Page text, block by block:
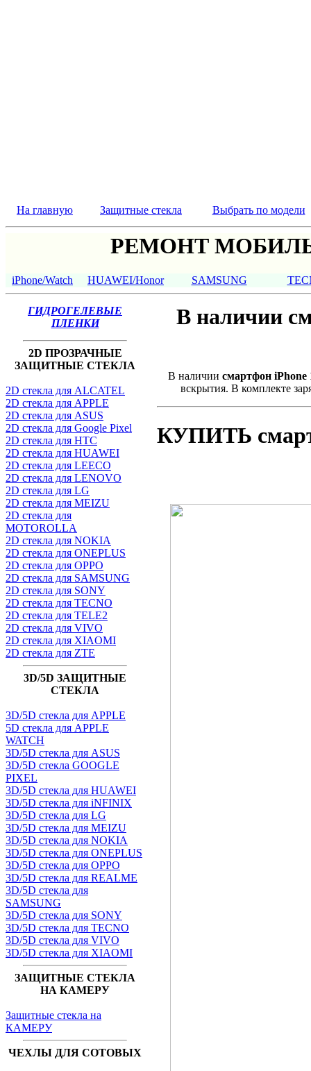
На главную Защитные стекла Выбрать по модели
РЕМОНТ
iPhone/Watch HUAWEI/Honor SAMSUNG
ГИДРОГЕЛЕВЫЕ
ПЛЕНКИ
2D ПРОЗРАЧНЫЕ
ЗАЩИТНЫЕ СТЕКЛА
2D стекла для ALCATEL
2D стекла для APPLE
2D стекла для ASUS
2D стекла для Google Pixel
2D стекла для HTC
2D стекла для HUAWEI
2D стекла для LEECO
2D стекла для LENOVO
2D стекла для LG
2D стекла для MEIZU
2D стекла для
MOTOROLLA
2D стекла для NOKIA
2D стекла для ONEPLUS
2D стекла для OPPO
2D стекла для SAMSUNG
2D стекла для SONY
2D стекла для TECNO
2D стекла для TELE2
2D стекла для VIVO
2D стекла для XIAOMI
2D стекла для ZTE
3D/5D ЗАЩИТНЫЕ
СТЕКЛА
3D/5D стекла для APPLE
5D стекла для APPLE
WATCH
3D/5D стекла для ASUS
3D/5D стекла GOOGLE
PIXEL
3D/5D стекла для HUAWEI
3D/5D стекла для iNFINIX
3D/5D стекла для LG
3D/5D стекла для MEIZU
3D/5D стекла для NOKIA
3D/5D стекла для ONEPLUS
3D/5D стекла для OPPO
3D/5D стекла для REALME
3D/5D стекла для
SAMSUNG
3D/5D стекла для SONY
3D/5D стекла для TECNO
3D/5D стекла для VIVO
3D/5D стекла для XIAOMI
ЗАЩИТНЫЕ СТЕКЛА
НА КАМЕРУ
Защитные стекла на
КАМЕРУ
ЧЕХЛЫ ДЛЯ СОТОВЫХ
В наличии
В наличии смартфон iPhone
вскрытия. В комплекте
КУПИТЬ